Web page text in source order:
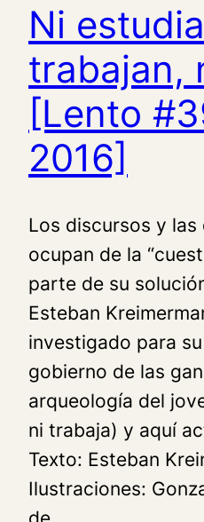
Ni
trabajan,
[Lento
2016]
Los discursos y las
ocupan de la
parte de su
Esteban
investigado para
gobierno de las
arqueología del
ni trabaja) y aquí
Texto: Esteban
Ilustraciones: